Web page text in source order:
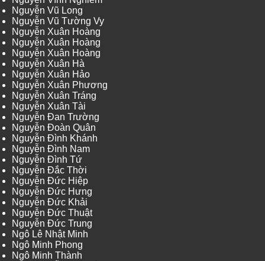
Nguyễn Vũ Long
Nguyễn Vũ Tường Vy
Nguyễn Xuân Hoàng
Nguyễn Xuân Hoàng
Nguyễn Xuân Hoàng
Nguyễn Xuân Hà
Nguyễn Xuân Hảo
Nguyễn Xuân Phương
Nguyễn Xuân Tráng
Nguyễn Xuân Tài
Nguyễn Đan Trường
Nguyễn Đoàn Quân
Nguyễn Đình Khánh
Nguyễn Đình Nam
Nguyễn Đình Tứ
Nguyễn Đắc Thời
Nguyễn Đức Hiệp
Nguyễn Đức Hưng
Nguyễn Đức Khải
Nguyễn Đức Thuật
Nguyễn Đức Trung
Ngô Lê Nhật Minh
Ngô Minh Phong
Ngô Minh Thành